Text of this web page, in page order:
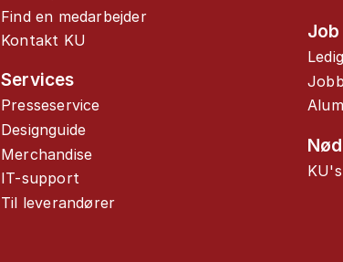
Find en medarbejder
Kontakt KU
Services
Presseservice
Designguide
Merchandise
IT-support
Til leverandører